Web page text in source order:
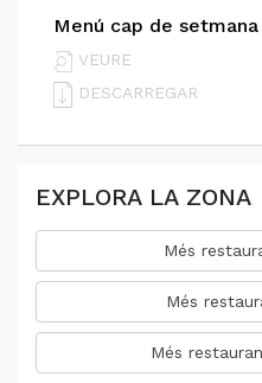
Menú cap de
VEURE
DESCARREGAR
EXPLORA LA ZONA
Més
Més
Més